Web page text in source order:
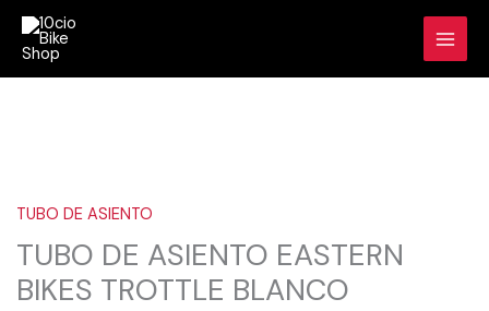
contenido
TUBO DE ASIENTO
TUBO DE ASIENTO EASTERN
BIKES TROTTLE BLANCO
ASIENTO
BIKES
TROTTLE